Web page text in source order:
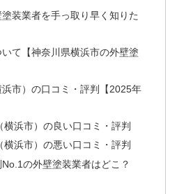
装業者を手っ取り早く知りた
て【神奈川県横浜市の外壁塗
市）の口コミ・評判【2025年
浜市）の良い口コミ・評判
浜市）の悪い口コミ・評判
の外壁塗装業者はどこ？